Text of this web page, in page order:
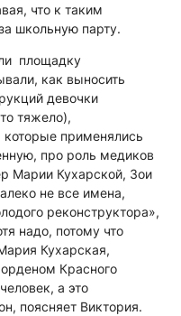
что к таким
школьную парту.
площадку
как выносить
девочки
тяжело),
применялись
про роль медиков
Марии Кухарской, Зои
не все имена,
реконструктора»,
надо, потому что
Кухарская,
Красного
а это
поясняет Виктория.